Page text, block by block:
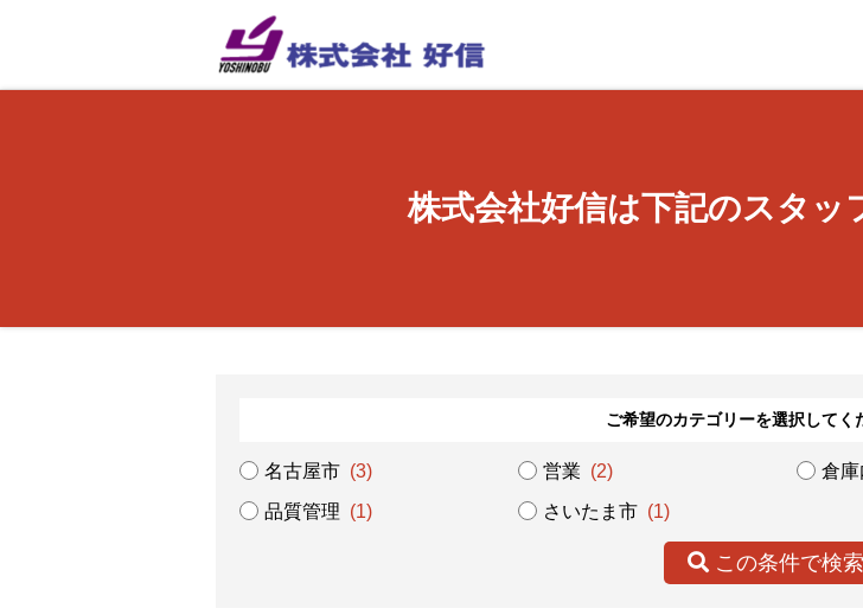
株式会社好信は下記のスタッ
ご希望のカテゴリーを選択してく
名古屋市 (3) 営業 (2) 倉庫
品質管理 (1) さいたま市 (1)
この条件で検